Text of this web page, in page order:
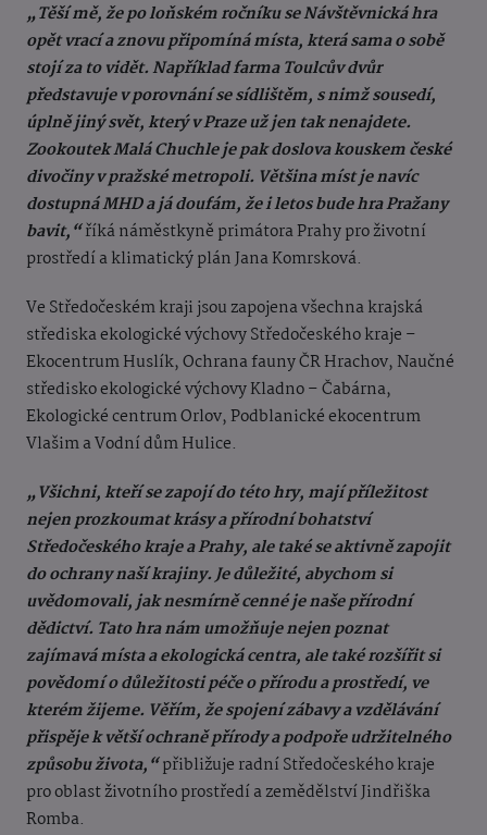
„Těší mě, že po loňském ročníku se Návštěvnická hra
opět vrací a znovu připomíná místa, která sama o sobě
stojí za to vidět. Například farma Toulcův dvůr
představuje v porovnání se sídlištěm, s nimž sousedí,
úplně jiný svět, který v Praze už jen tak nenajdete.
Zookoutek Malá Chuchle je pak doslova kouskem české
divočiny v pražské metropoli. Většina míst je navíc
dostupná MHD a já doufám, že i letos bude hra Pražany
bavit,“říká náměstkyně primátora Prahy pro životní
prostředí a klimatický plán Jana Komrsková.
Ve Středočeském kraji jsou zapojena všechna krajská
střediska ekologické výchovy Středočeského kraje –
Ekocentrum Huslík, Ochrana fauny ČR Hrachov, Naučné
středisko ekologické výchovy Kladno – Čabárna,
Ekologické centrum Orlov, Podblanické ekocentrum
Vlašim a Vodní dům Hulice.
„Všichni, kteří se zapojí do této hry, mají příležitost
nejen prozkoumat krásy a přírodní bohatství
Středočeského kraje a Prahy, ale také se aktivně zapojit
do ochrany naší krajiny. Je důležité, abychom si
uvědomovali, jak nesmírně cenné je naše přírodní
dědictví. Tato hra nám umožňuje nejen poznat
zajímavá místa a ekologická centra, ale také rozšířit si
povědomí o důležitosti péče o přírodu a prostředí, ve
kterém žijeme. Věřím, že spojení zábavy a vzdělávání
přispěje k větší ochraně přírody a podpoře udržitelného
způsobu života,“přibližuje radní Středočeského kraje
pro oblast životního prostředí a zemědělství Jindřiška
Romba.